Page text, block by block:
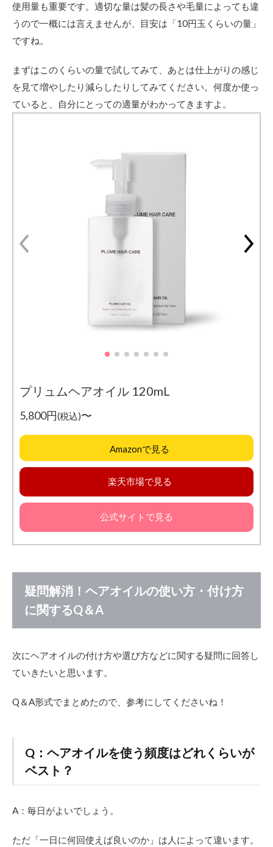
2.3
Q：
くせ
はオ
イル
リュ
使用量も重要です。適切な量は髪の長さや毛量によっても違
うので一概には言えませんが、目安は「10円玉くらいの量」
ですね。
まずはこのくらいの量で試してみて、あとは仕上がりの感じ
を見て増やしたり減らしたりしてみてください。何度か使っ
ていると、自分にとっての適量がわかってきますよ。
プリュムヘアオイル 120mL
5,800円(税込)〜
Amazonで見る
楽天市場で見る
公式サイトで見る
疑問解消！ヘアオイルの使い方・付け方
に関するQ＆A
次にヘアオイルの付け方や選び方などに関する疑問に回答し
ていきたいと思います。
Q＆A形式でまとめたので、参考にしてくださいね！
Q：ヘアオイルを使う頻度はどれくらいが
ベスト？
A：毎日がよいでしょう。
ただ「一日に何回使えば良いのか」は人によって違います。